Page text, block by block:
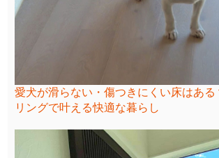
愛犬が滑らない・傷つきにくい床はある
リングで叶える快適な暮らし